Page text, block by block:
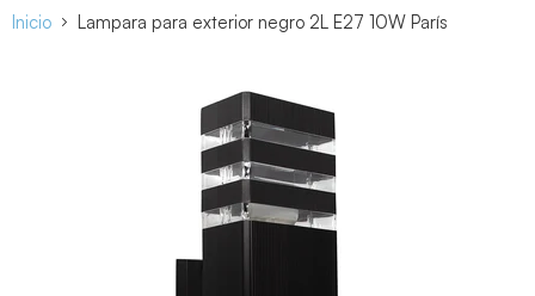
Inicio Lampara para exterior negro 2L E27 10W París